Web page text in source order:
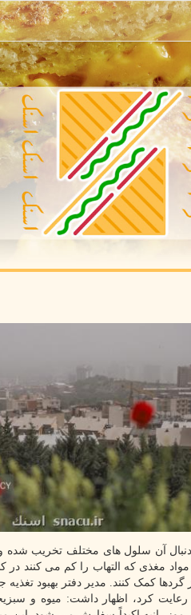
آن سلول های مختلف تخریب شده
مغذی که التهاب را کم می کنند در
کمک کنند. مدیر دفتر بهبود تغذیه
کرد، اظهار داشت: میوه و